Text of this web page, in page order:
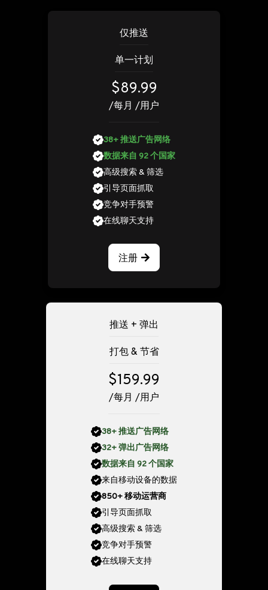
仅推送
单一计划
$89.99
/每月 /用户
38+ 推送广告网络
数据来自 92 个国家
高级搜索 & 筛选
引导页面抓取
竞争对手预警
在线聊天支持
注册
推送 + 弹出
打包 & 节省
$159.99
/每月 /用户
38+ 推送广告网络
32+ 弹出广告网络
数据来自 92 个国家
来自移动设备的数据
850+ 移动运营商
引导页面抓取
高级搜索 & 筛选
竞争对手预警
在线聊天支持